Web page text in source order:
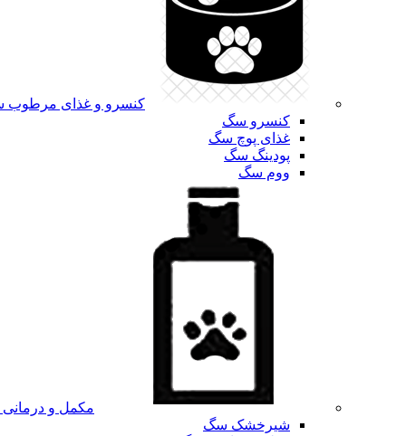
کنسرو و غذای
کنسرو سگ
غذای پوچ سگ
پودینگ سگ
ووم سگ
مکمل و
شیرخشک سگ